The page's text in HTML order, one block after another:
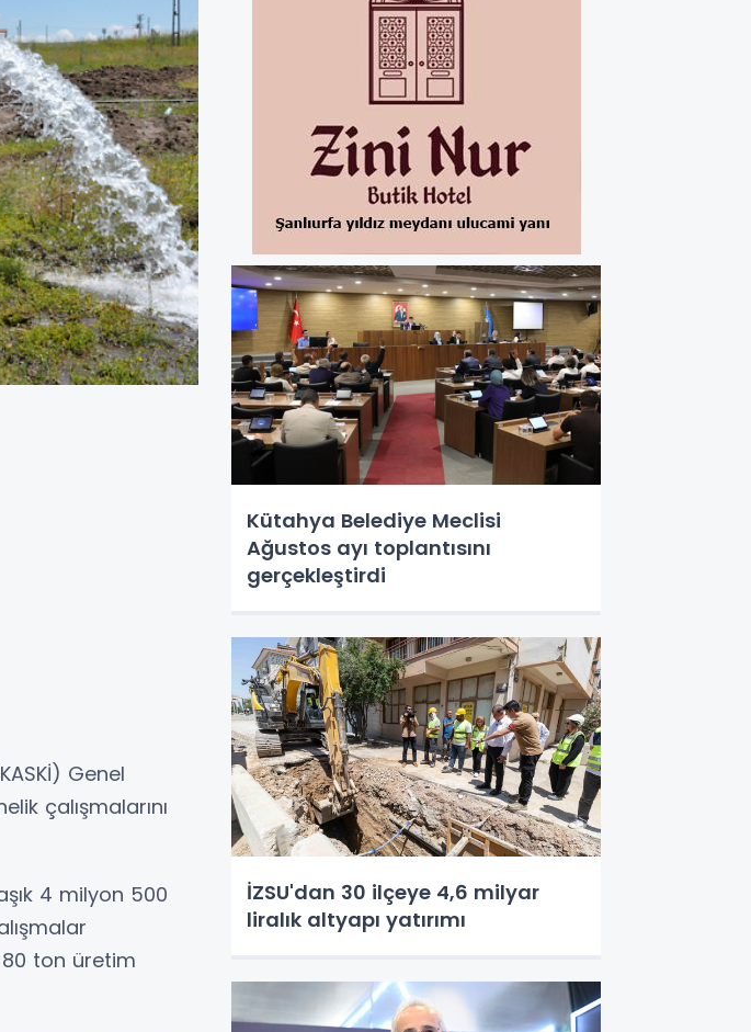
Genel
çalışmalarını
4 milyon 500
ton üretim
Kütahya Belediye Meclisi
Ağustos ayı toplantısını
gerçekleştirdi
İZSU'dan 30 ilçeye 4,6 milyar
liralık altyapı yatırımı